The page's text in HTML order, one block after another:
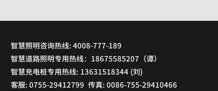
智慧照明咨询热线: 4008-777-189
智慧道路照明专用热线：18675585207（谭）
智慧充电桩专用热线: 13631518344 (刘)
客服: 0755-29412799 传真: 0086-755-29410466